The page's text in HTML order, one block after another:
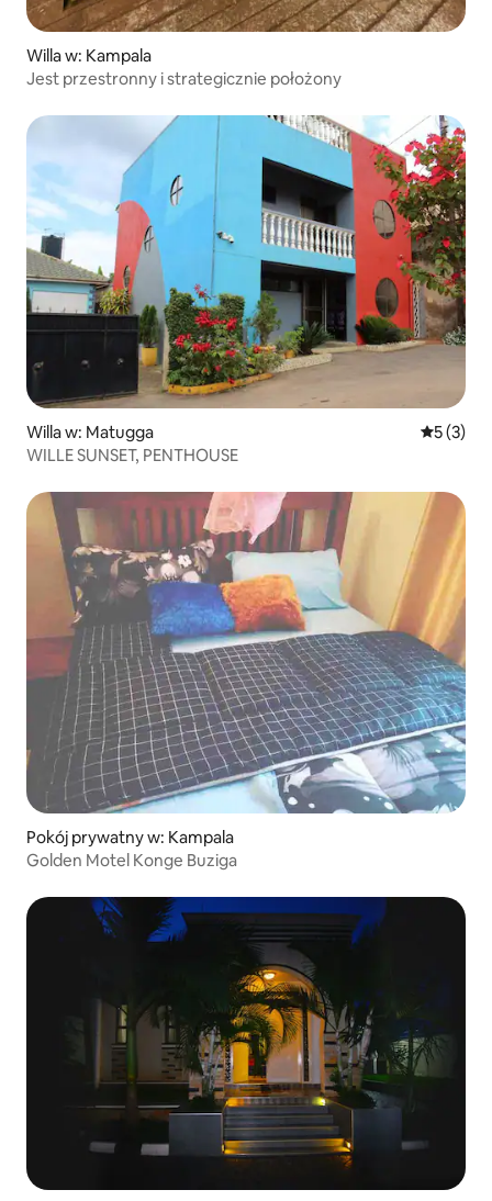
Willa w: Kampala
Jest przestronny i strategicznie położony
Willa w: Matugga Średnia
5 (3)
WILLE SUNSET, PENTHOUSE
Pokój prywatny w: Kampala
Golden Motel Konge Buziga